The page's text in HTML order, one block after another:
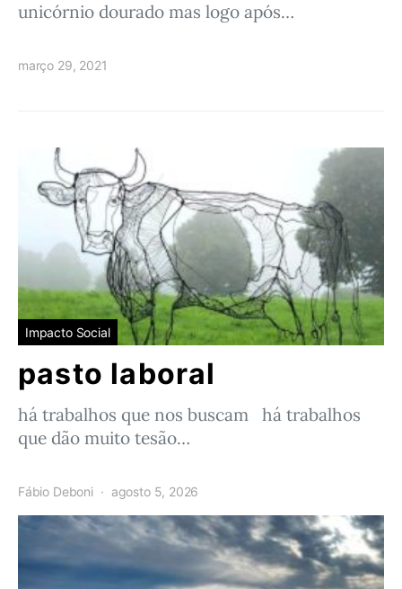
unicórnio dourado mas logo após…
março 29, 2021
Impacto Social
pasto laboral
há trabalhos que nos buscam há trabalhos
que dão muito tesão…
Fábio Deboni agosto 5, 2026